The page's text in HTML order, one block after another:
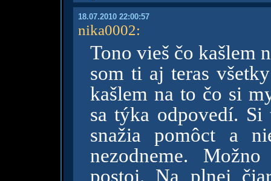
18.07.2010 22:00:57
nika0002:
Tono vieš čo kašlem
som ti aj teras
kašlem na to čo si
sa týka odpovedí.
snažia pomôct a
nezodneme.
postoj. Na plnej